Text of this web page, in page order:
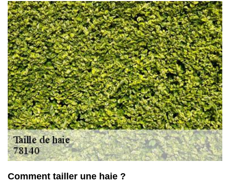
Comment tailler une haie ?